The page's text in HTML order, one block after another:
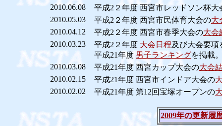
2010.06.08
平成2２年度 西宮市レッドソン杯大
2010.05.03
平成2２年度 西宮市民体育大会の大
2010.04.12
平成2２年度 西宮市春季大会の大会
2010.03.23
平成2２年度 大会日程及び大会要項
平成21年度 男子ランキングを掲載
2010.03.08
平成21年度 西宮カップ大会の大会
2010.02.15
平成21年度 西宮市インドア大会の
2010.02.02
平成21年度 第12回宝塚オープンの
2009年の更新履